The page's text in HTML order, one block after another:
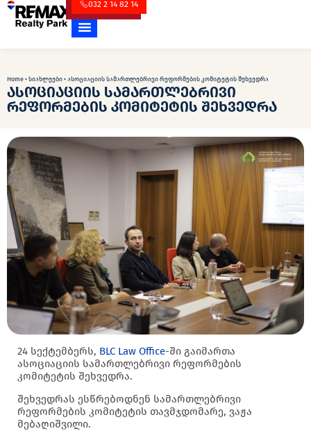
032 2 14 82 14
Home • სიახლეები • ასოციაციის სამართლებრივი რეფორმების კომიტეტის შეხვედრა
ასოციაციის სამართლებრივი
რეფორმების კომიტეტის შეხვედრა
24 სექტემბერს, BLC Law Office-ში გაიმართა
ასოციაციის სამართლებრივი რეფორმების
კომიტეტის შეხვედრა.
შეხვედრას ესწრებოდნენ სამართლებრივი
რეფორმების კომიტეტის თავმჯდომარე, ვაჟა
მებაღიშვილი.